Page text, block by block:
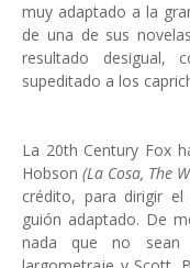
muy adaptado a la
de una de sus
resultado desigual,
supeditado a los
La 20th Century Fox
Hobson(La Cosa, The
crédito, para dirigir
guión adaptado. De
nada que no sean